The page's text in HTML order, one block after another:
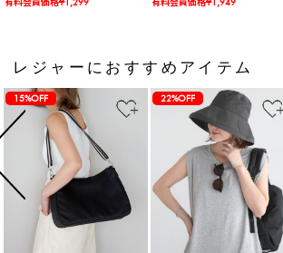
有料会員価格¥1,299 有料会員価格¥1,949
レジャーにおすすめアイテム
15%OFF 22%OFF